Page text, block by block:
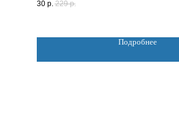
30 р. 229 р.
Подробнее